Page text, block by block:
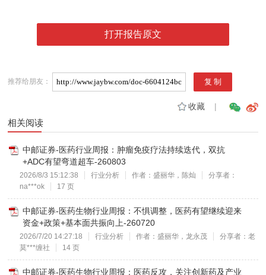
打开报告原文
推荐给朋友：
收藏|
相关阅读
中邮证券-医药行业周报：肿瘤免疫疗法持续迭代，双抗
+ADC有望弯道超车-260803
2026/8/3 15:12:38 行业分析 作者：盛丽华，陈灿
分享者：
na***ok
17 页
中邮证券-医药生物行业周报：不惧调整，医药有望继续迎来
资金+政策+基本面共振向上-260720
2026/7/20 14:27:18 行业分析 作者：盛丽华，龙永茂
分享者：老
莫***缠社
14 页
中邮证券-医药生物行业周报：医药反攻，关注创新药及产业